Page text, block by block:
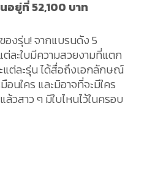
อยู่ที่ 52,100 บาท
องรุ่น! จากแบรนดัง 5
ละใบมีความสวยงามที่แตก
แต่ละรุ่น ได้สื่อถึงเอกลักษณ์
อนใคร และมิอาจที่จะมีใคร
ล้วสาว ๆ มีใบไหนไว้ในครอบ